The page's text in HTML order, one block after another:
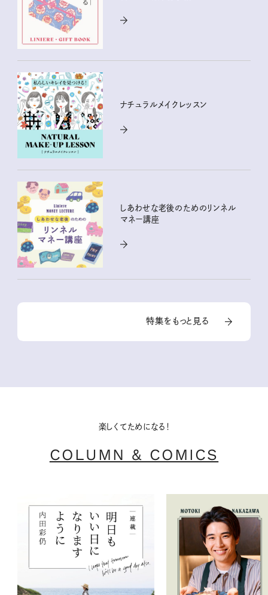
ナチュラルメイクレッスン
しあわせな老後のためのリンネル
マネー講座
特集をもっと見る
楽しくてためになる！
COLUMN & COMICS